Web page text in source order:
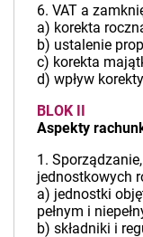
6. VAT a
a) korekta
b) ustalenie
c) korekta
d) wpływ
BLOK II
Aspekty
1.
jednostkowych
a) jednostki
pełnym i
b) składniki i